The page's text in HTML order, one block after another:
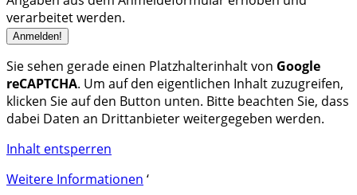
verarbeitet werden.
Sie sehen gerade einen Platzhalterinhalt von Google
reCAPTCHA. Um auf den eigentlichen Inhalt zuzugreifen,
klicken Sie auf den Button unten. Bitte beachten Sie, dass
dabei Daten an Drittanbieter weitergegeben werden.
Inhalt entsperren
Weitere Informationen ‘